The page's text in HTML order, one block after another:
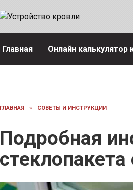
Главная Онлайн калькулятор
ГЛАВНАЯ » СОВЕТЫ И ИНСТРУКЦИИ
Подробная
стеклопакета